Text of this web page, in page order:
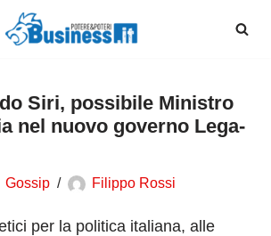
Siri, possibile Ministro
nel nuovo governo Lega-
Gossip Filippo Rossi
per la politica italiana, alle